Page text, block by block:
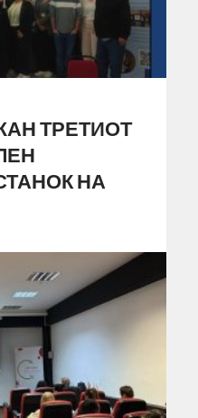
ТРЕТИОТ
НА